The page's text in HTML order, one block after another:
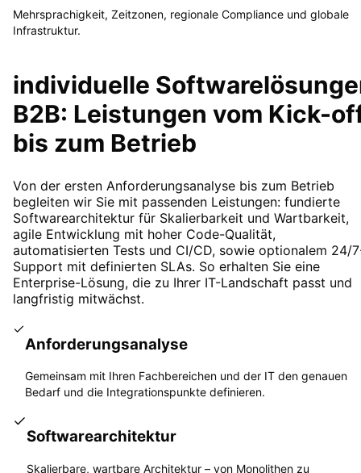
Mehrsprachigkeit, Zeitzonen, regionale Compliance und globale
Infrastruktur.
individuelle
B2B: Leistungen vom Kick-
bis zum Betrieb
Von der ersten Anforderungsanalyse bis zum Betrieb
begleiten wir Sie mit passenden Leistungen: fundierte
Softwarearchitektur für Skalierbarkeit und Wartbarkeit,
agile Entwicklung mit hoher Code-Qualität,
automatisierten Tests und CI/CD, sowie optionalem 24/
Support mit definierten SLAs. So erhalten Sie eine
Enterprise-Lösung, die zu Ihrer IT-Landschaft passt und
langfristig mitwächst.
Anforderungsanalyse
Gemeinsam mit Ihren Fachbereichen und der IT den genauen
Bedarf und die Integrationspunkte definieren.
Softwarearchitektur
Skalierbare, wartbare Architektur – von Monolithen zu